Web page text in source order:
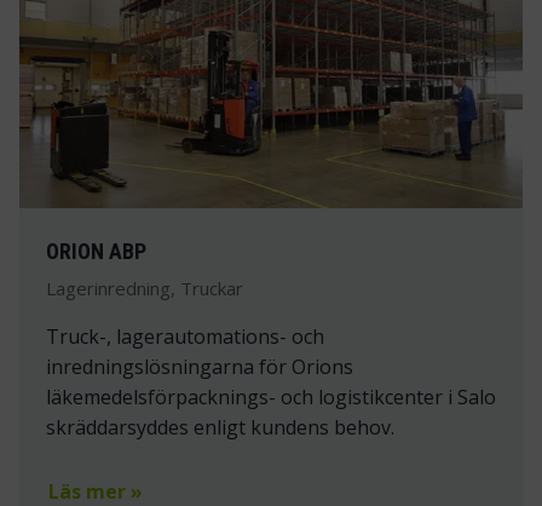
ORION ABP
Lagerinredning, Truckar
Truck-, lagerautomations- och
inredningslösningarna för Orions
läkemedelsförpacknings- och logistikcenter i Salo
skräddarsyddes enligt kundens behov.
Läs mer »